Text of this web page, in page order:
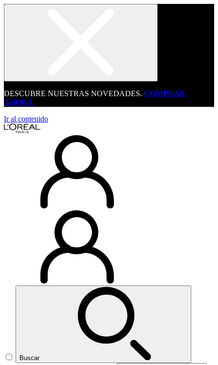
DESCUBRE NUESTRAS NOVEDADES. COMPRAR
AHORA
Ir al contenido
Buscar